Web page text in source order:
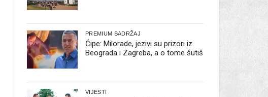
PREMIUM SADRŽAJ
Ćipe: Milorade, jezivi su prizori iz
Beograda i Zagreba, a o tome šutiš
VIJESTI